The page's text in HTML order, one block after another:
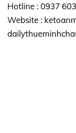
Hotline : 0937
Website :